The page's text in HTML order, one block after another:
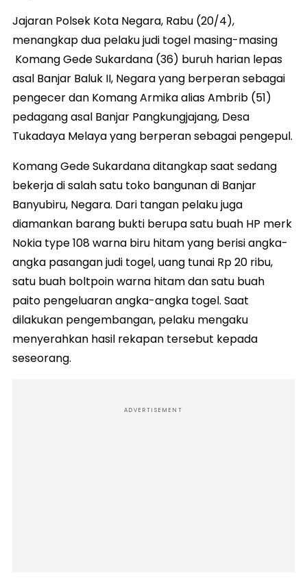
Jajaran Polsek Kota Negara, Rabu (20/4),
menangkap dua pelaku judi togel masing-masing
Komang Gede Sukardana (36) buruh harian lepas
asal Banjar Baluk II, Negara yang berperan sebagai
pengecer dan Komang Armika alias Ambrib (51)
pedagang asal Banjar Pangkungjajang, Desa
Tukadaya Melaya yang berperan sebagai pengepul.
Komang Gede Sukardana ditangkap saat sedang
bekerja di salah satu toko bangunan di Banjar
Banyubiru, Negara. Dari tangan pelaku juga
diamankan barang bukti berupa satu buah HP merk
Nokia type 108 warna biru hitam yang berisi angka-
angka pasangan judi togel, uang tunai Rp 20 ribu,
satu buah boltpoin warna hitam dan satu buah
paito pengeluaran angka-angka togel. Saat
dilakukan pengembangan, pelaku mengaku
menyerahkan hasil rekapan tersebut kepada
seseorang.
ADVERTISEMENT